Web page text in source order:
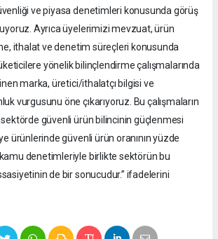
ve piyasa denetimleri konusunda görüş
Ayrıca üyelerimizi mevzuat, ürün
ithalat ve denetim süreçleri konusunda
yönelik bilinçlendirme çalışmalarında
marka, üretici/ithalatçı bilgisi ve
vurgusunu öne çıkarıyoruz. Bu çalışmaların
güvenli ürün bilincinin güçlenmesi
ürünlerinde güvenli ürün oranının yüzde
kamu denetimleriyle birlikte sektörün bu
de bir sonucudur.” ifadelerini